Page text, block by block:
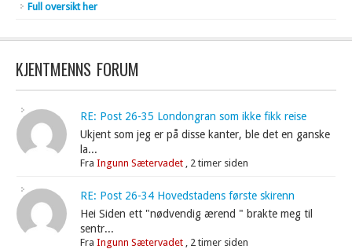
Full oversikt her
KJENTMENNS FORUM
RE: Post 26-35 Londongran som ikke fikk reise
Ukjent som jeg er på disse kanter, ble det en ganske
la...
FraIngunn Sætervadet , 2 timer siden
RE: Post 26-34 Hovedstadens første skirenn
Hei Siden ett "nødvendig ærend " brakte meg til
sentr...
FraIngunn Sætervadet , 2 timer siden